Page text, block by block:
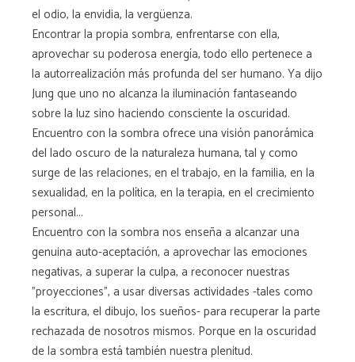
el odio, la envidia, la vergüenza.
Encontrar la propia sombra, enfrentarse con ella,
aprovechar su poderosa energía, todo ello pertenece a
la autorrealización más profunda del ser humano. Ya dijo
Jung que uno no alcanza la iluminación fantaseando
sobre la luz sino haciendo consciente la oscuridad.
Encuentro con la sombra ofrece una visión panorámica
del lado oscuro de la naturaleza humana, tal y como
surge de las relaciones, en el trabajo, en la familia, en la
sexualidad, en la política, en la terapia, en el crecimiento
personal...
Encuentro con la sombra nos enseña a alcanzar una
genuina auto-aceptación, a aprovechar las emociones
negativas, a superar la culpa, a reconocer nuestras
"proyecciones", a usar diversas actividades -tales como
la escritura, el dibujo, los sueños- para recuperar la parte
rechazada de nosotros mismos. Porque en la oscuridad
de la sombra está también nuestra plenitud.